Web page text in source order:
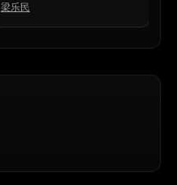
梁乐民